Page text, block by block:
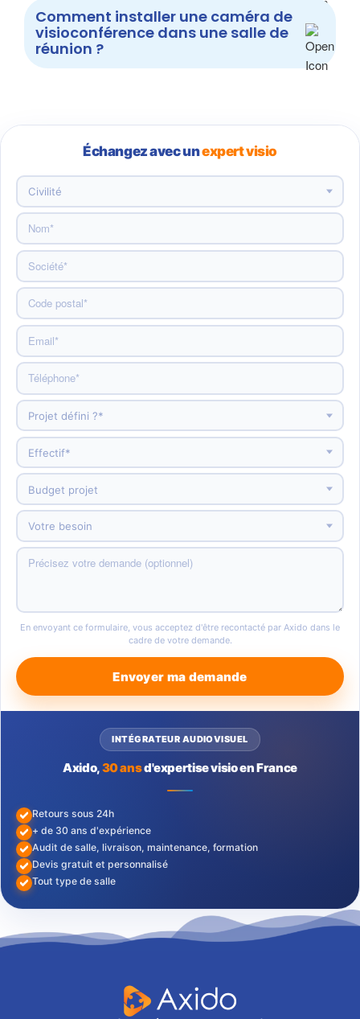
Comment installer une caméra de
visioconférence dans une salle de
réunion ?
Échangez avec unexpert visio
En envoyant ce formulaire, vous acceptez d'être recontacté par Axido dans le
cadre de votre demande.
Envoyer ma demande
INTÉGRATEUR AUDIOVISUEL
Axido,30 ansd'expertise visio en France
Retours sous 24h
+ de 30 ans d'expérience
Audit de salle, livraison, maintenance, formation
Devis gratuit et personnalisé
Tout type de salle